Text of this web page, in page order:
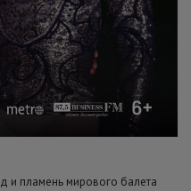
и пламень мирового балета